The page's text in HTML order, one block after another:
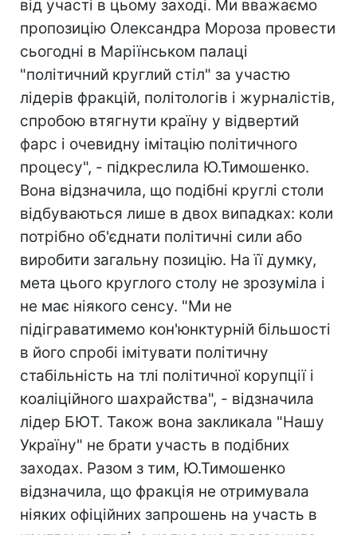
від участі в цьому заході. Ми вважаємо
пропозицію Олександра Мороза провести
сьогодні в Маріїнськом палаці
"політичний круглий стіл" за участю
лідерів фракцій, політологів і журналістів,
спробою втягнути країну у відвертий
фарс і очевидну імітацію політичного
процесу", - підкреслила Ю.Тимошенко.
Вона відзначила, що подібні круглі столи
відбуваються лише в двох випадках: коли
потрібно об'єднати політичні сили або
виробити загальну позицію. На її думку,
мета цього круглого столу не зрозуміла і
не має ніякого сенсу. "Ми не
підіграватимемо кон'юнктурній більшості
в його спробі імітувати політичну
стабільність на тлі політичної корупції і
коаліційного шахрайства", - відзначила
лідер БЮТ. Також вона закликала "Нашу
Україну" не брати участь в подібних
заходах. Разом з тим, Ю.Тимошенко
відзначила, що фракція не отримувала
ніяких офіційних запрошень на участь в